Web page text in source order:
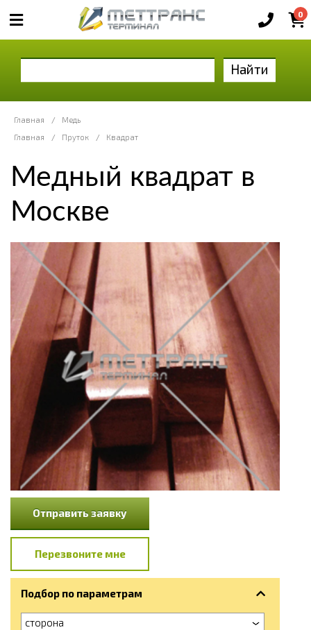
0
Найти
Главная /
Медь
Главная
/ Пруток / Квадрат
Медный квадрат в
Москве
Отправить заявку
Перезвоните мне
Подбор по параметрам
сторона